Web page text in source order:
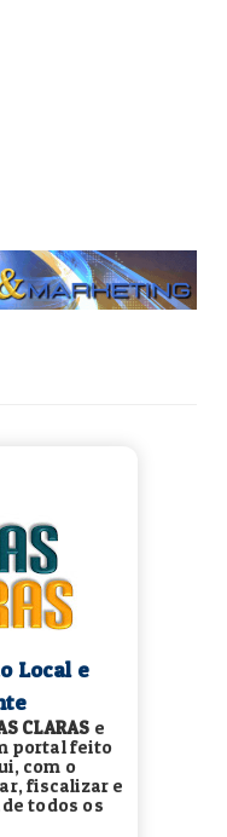
Local e
CLARAS e
portal feito
com o
fiscalizar e
todos os